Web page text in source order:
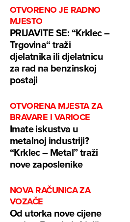
OTVORENO JE RADNO
MJESTO
PRIJAVITE SE: “Krklec –
Trgovina“ traži
djelatnika ili djelatnicu
za rad na benzinskoj
postaji
OTVORENA MJESTA ZA
BRAVARE I VARIOCE
Imate iskustva u
metalnoj industriji?
“Krklec – Metal” traži
nove zaposlenike
NOVA RAČUNICA ZA
VOZAČE
Od utorka nove cijene